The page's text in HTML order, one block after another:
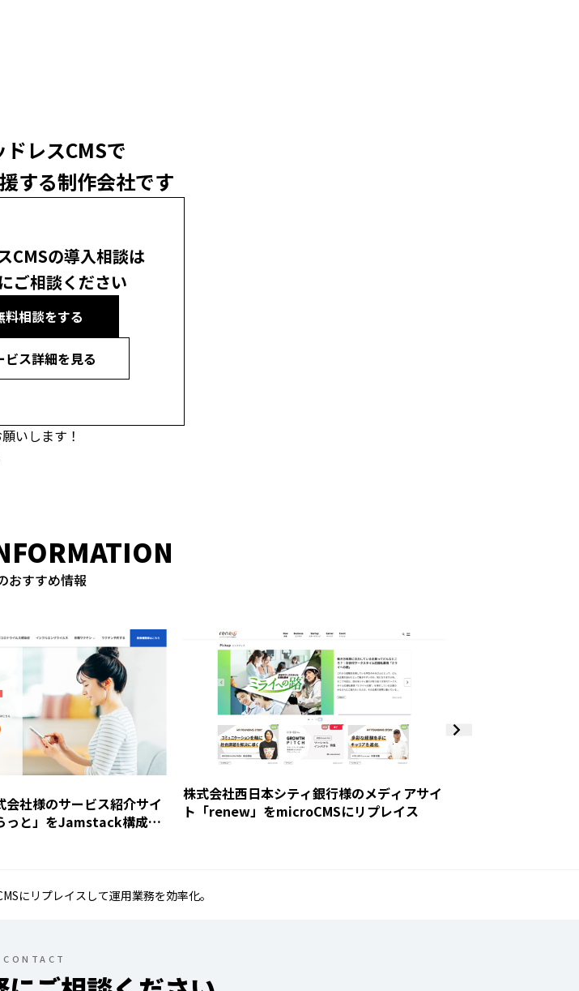
レスCMSで
する制作会社です
CMSの導入相談は
ご相談ください
料相談をする
ビス詳細を見る
いします！
おすすめ情報
会社様のサービス紹介サイ
っと」をJamstack構成に
株式会社西日本シティ銀行様のメディアサイ
ト「renew」をmicroCMSにリプレイス
にリプレイスして運用業務を効率化。
CONTACT